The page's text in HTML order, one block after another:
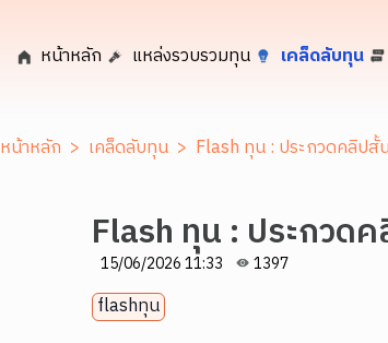
หน้าหลัก แหล่งรวบรวมทุน เคล็ดลับทุน
หน้าหลัก > เคล็ดลับทุน > Flash ทุน : ประกวดคลิปสั้
Flash ทุน : ประกวด
15/06/2026 11:33 1397
flashทุน